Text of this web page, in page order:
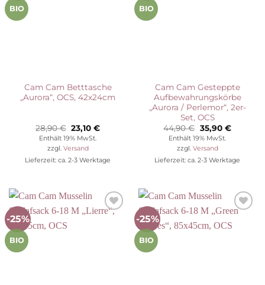
BIO
Cam Cam Betttasche
„Aurora“, OCS, 42x24cm
28,90€ Ursprünglicher
Preis
war:
28,90 €
23,10€Aktueller
Enthält 19% MwSt.
zzgl. Versand
Lieferzeit: ca. 2-3 Werktage
BIO
Cam Cam Gesteppte
Aufbewahrungskörbe
„Aurora / Perlemor“, 2er-
Set, OCS
44,90€ Ursprünglicher
Preis
war:
44,90 €
35,90 €
Enthält 19% MwSt.
zzgl. Versand
Lieferzeit: ca. 2-3 Werktage
-25%
BIO
-25%
BIO
Wunschliste